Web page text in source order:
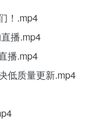
！.mp4
播.mp4
播.mp4
低质量更新.mp4